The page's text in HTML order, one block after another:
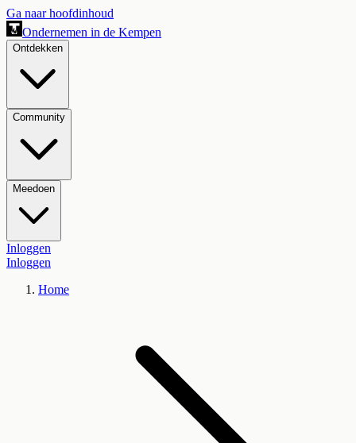
Ga naar hoofdinhoud
Ondernemen in de Kempen
Ontdekken
Community
Meedoen
Inloggen
Inloggen
Home